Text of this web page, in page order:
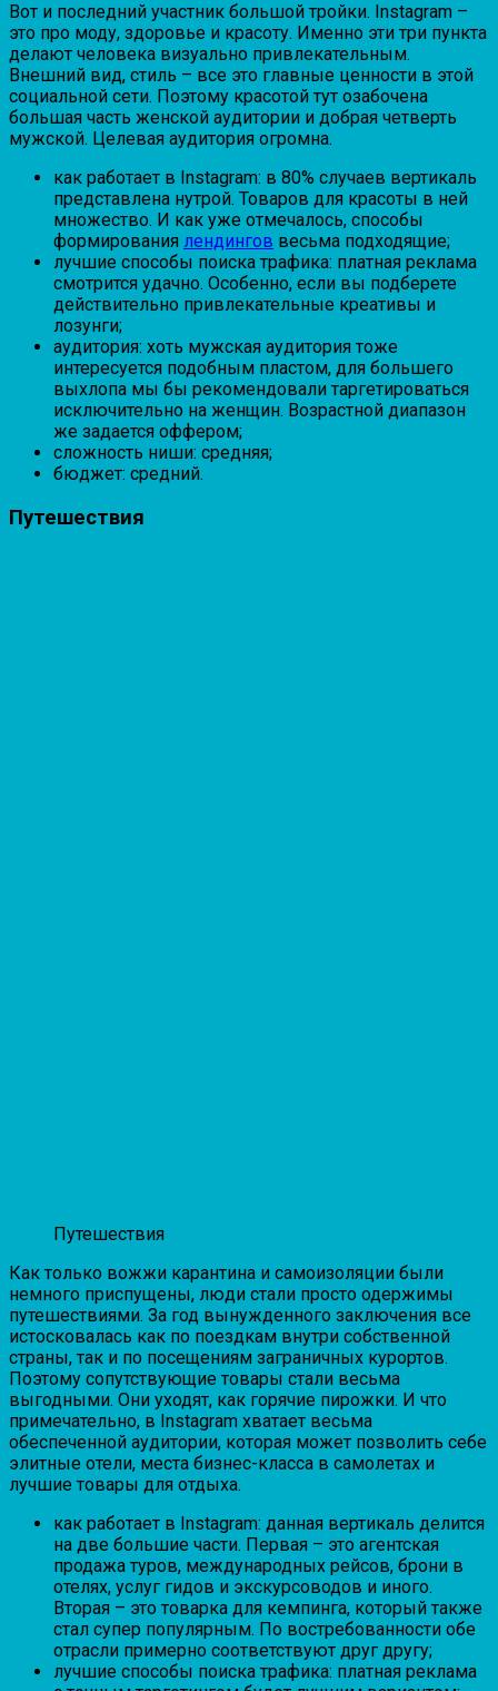
Вот и последний участник большой тройки. Instagram –
это про моду, здоровье и красоту. Именно эти три пункта
делают человека визуально привлекательным.
Внешний вид, стиль – все это главные ценности в этой
социальной сети. Поэтому красотой тут озабочена
большая часть женской аудитории и добрая четверть
мужской. Целевая аудитория огромна.
как работает в Instagram: в 80% случаев вертикаль
представлена нутрой. Товаров для красоты в ней
множество. И как уже отмечалось, способы
формирования лендингов весьма подходящие;
лучшие способы поиска трафика: платная реклама
смотрится удачно. Особенно, если вы подберете
действительно привлекательные креативы и
лозунги;
аудитория: хоть мужская аудитория тоже
интересуется подобным пластом, для большего
выхлопа мы бы рекомендовали таргетироваться
исключительно на женщин. Возрастной диапазон
же задается оффером;
сложность ниши: средняя;
бюджет: средний.
Путешествия
Путешествия
Как только вожжи карантина и самоизоляции были
немного приспущены, люди стали просто одержимы
путешествиями. За год вынужденного заключения все
истосковалась как по поездкам внутри собственной
страны, так и по посещениям заграничных курортов.
Поэтому сопутствующие товары стали весьма
выгодными. Они уходят, как горячие пирожки. И что
примечательно, в Instagram хватает весьма
обеспеченной аудитории, которая может позволить себе
элитные отели, места бизнес-класса в самолетах и
лучшие товары для отдыха.
как работает в Instagram: данная вертикаль делится
на две большие части. Первая – это агентская
продажа туров, международных рейсов, брони в
отелях, услуг гидов и экскурсоводов и иного.
Вторая – это товарка для кемпинга, который также
стал супер популярным. По востребованности обе
отрасли примерно соответствуют друг другу;
лучшие способы поиска трафика: платная реклама